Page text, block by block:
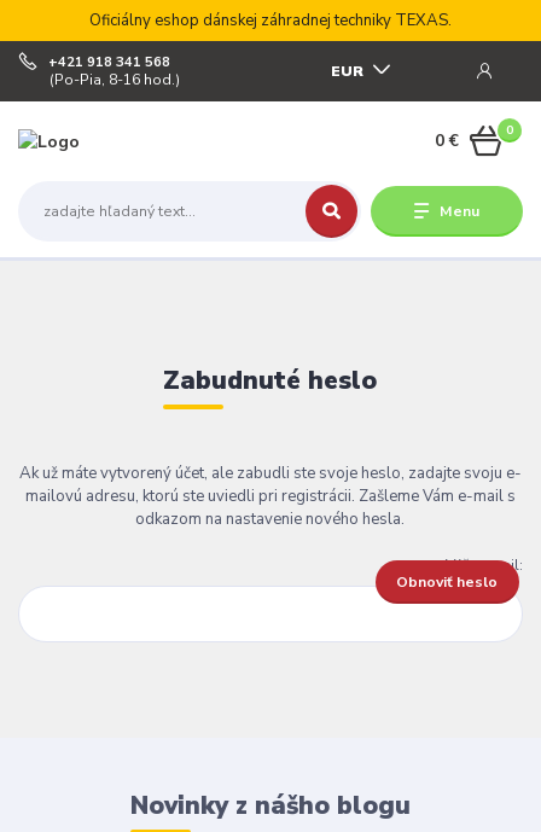
Oficiálny eshop dánskej záhradnej techniky TEXAS.
Menu
EUR
+421 918 341 568
(Po-Pia, 8-16 hod.)
0
0 €
Zabudnuté heslo
Ak už máte vytvorený účet, ale zabudli ste svoje heslo, zadajte svoju e-
mailovú adresu, ktorú ste uviedli pri registrácii. Zašleme Vám e-mail s
odkazom na nastavenie nového hesla.
Váš e-mail:
Obnoviť heslo
Novinky z nášho blogu